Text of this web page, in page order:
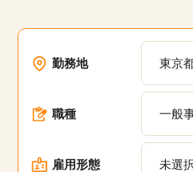
勤務地 東京
職種 一般
雇用形態 未選